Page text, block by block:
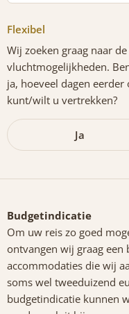
Flexibel
Wij zoeken graag naar
vluchtmogelijkheden.
ja, hoeveel dagen
kunt/wilt u vertrekken?
Ja
Budgetindicatie
Om uw reis zo goed
ontvangen wij graag een
accommodaties die wij
soms wel tweeduizend
budgetindicatie kunnen